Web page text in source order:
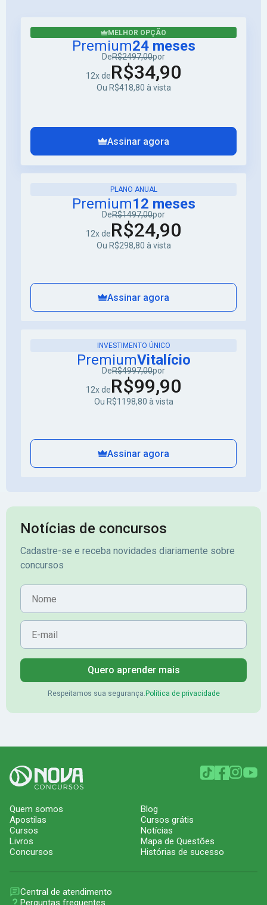
MELHOR OPÇÃO
Premium24 meses
DeR$2497,00por
12x deR$34,90
Ou R$418,80 à vista
Assinar agora
PLANO ANUAL
Premium12 meses
DeR$1497,00por
12x deR$24,90
Ou R$298,80 à vista
Assinar agora
INVESTIMENTO ÚNICO
PremiumVitalício
DeR$4997,00por
12x deR$99,90
Ou R$1198,80 à vista
Assinar agora
Notícias de concursos
Cadastre-se e receba novidades diariamente sobre
concursos
Nome
E-mail
Quero aprender mais
Respeitamos sua segurança. Política de privacidade
Quem somos
Apostilas
Cursos
Livros
Concursos
Blog
Cursos grátis
Notícias
Mapa de Questões
Histórias de sucesso
Central de atendimento
Perguntas frequentes